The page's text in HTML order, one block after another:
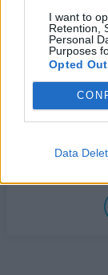
I want to
Retention,
Personal
Purposes
Opted Out
Data
Health
αξιοποίηση
των πολιτών
Ελληνική
ευρώ ανοίγει
5G παντού,
Ελλάδα στη